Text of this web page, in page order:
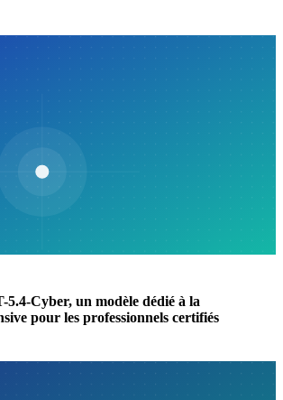
5.4-Cyber, un modèle dédié à la
pour les professionnels certifiés